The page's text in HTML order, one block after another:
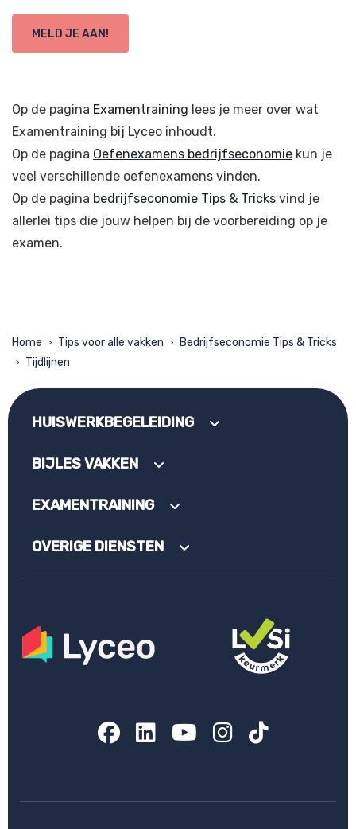
MELD JE AAN!
Op de pagina Examentraining lees je meer over wat
Examentraining bij Lyceo inhoudt.
Op de pagina Oefenexamens bedrijfseconomie kun je
veel verschillende oefenexamens vinden.
Op de pagina bedrijfseconomie Tips & Tricks vind je
allerlei tips die jouw helpen bij de voorbereiding op je
examen.
Home > Tips voor alle vakken > Bedrijfseconomie Tips & Tricks
> Tijdlijnen
HUISWERKBEGELEIDING
BIJLES VAKKEN
EXAMENTRAINING
OVERIGE DIENSTEN
Facebook
LinkedIn
YouTube
Instagram
TikTok